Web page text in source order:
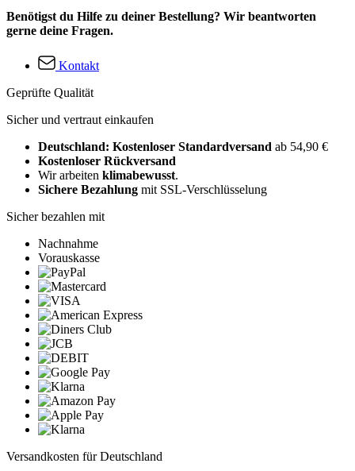
Benötigst du Hilfe zu deiner Bestellung? Wir beantworten
gerne deine Fragen.
Kontakt
Geprüfte Qualität
Sicher und vertraut einkaufen
Deutschland: Kostenloser Standardversand ab 54,90 €
Kostenloser Rückversand
Wir arbeiten klimabewusst.
Sichere Bezahlung mit SSL-Verschlüsselung
Sicher bezahlen mit
Nachnahme
Vorauskasse
Versandkosten für Deutschland